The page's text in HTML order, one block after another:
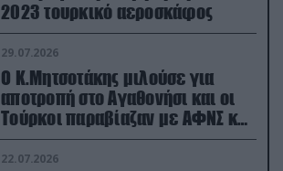
2023 τουρκικό αεροσκάφος
29.07.2026
Ο Κ.Μητσοτάκης μιλούσε για
αποτροπή στο Αγαθονήσι και οι
Τούρκοι παραβίαζαν με ΑΦΝΣ και
drone
22.07.2026